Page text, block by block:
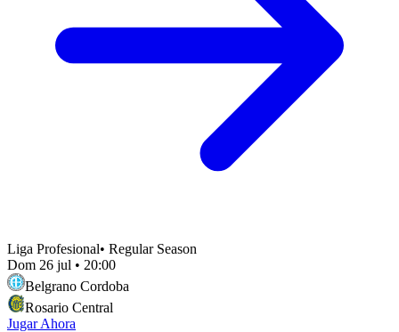
Liga Profesional• Regular Season
Dom 26 jul • 20:00
Belgrano Cordoba
Rosario Central
Jugar Ahora